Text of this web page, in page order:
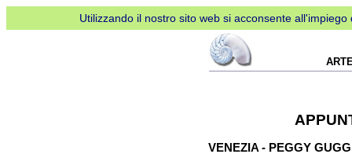
Utilizzando il nostro sito web si acconsente
VENEZIA - PEGGY